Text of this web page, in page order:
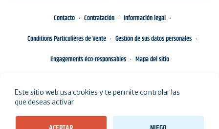
Contacto Contratación
Información legal
Conditions Particulières de Vente
Gestión de sus datos personales
Engagements éco-responsables
Mapa del sitio
Este sitio web usa cookies y te permite controlar las
que deseas activar